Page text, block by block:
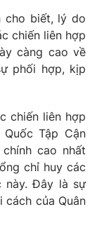
cho biết, lý do
chiến liên hợp
càng cao về
phối hợp, kịp
chiến liên hợp
Tập Cận
cao nhất
chỉ huy các
này. Đây là sự
của Quân